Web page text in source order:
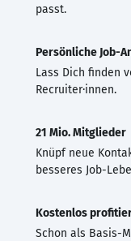
passt.
Persönliche Job-
Lass Dich finden
Recruiter·innen.
21 Mio. Mitglieder
Knüpf neue
besseres Job-
Kostenlos
Schon als Basis-